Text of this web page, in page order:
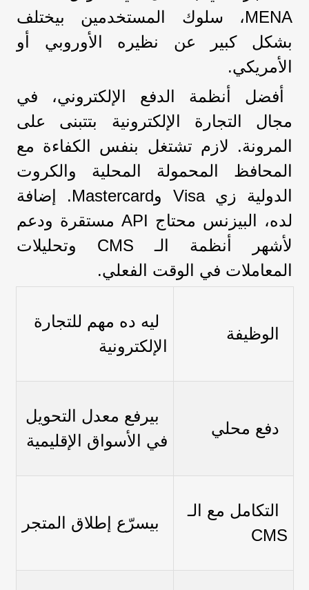
MENA، سلوك المستخدمين بيختلف
بشكل كبير عن نظيره الأوروبي أو
الأمريكي.
أفضل أنظمة الدفع الإلكتروني، في
مجال التجارة الإلكترونية بتتبنى على
المرونة. لازم تشتغل بنفس الكفاءة مع
المحافظ المحمولة المحلية والكروت
الدولية زي Visa وMastercard. إضافة
لده، البيزنس محتاج API مستقرة ودعم
لأشهر أنظمة الـ CMS وتحليلات
المعاملات في الوقت الفعلي.
الوظيفة
ليه ده مهم للتجارة
الإلكترونية
دفع محلي
بيرفع معدل التحويل
في الأسواق الإقليمية
التكامل مع الـ
CMS
بيسرّع إطلاق المتجر